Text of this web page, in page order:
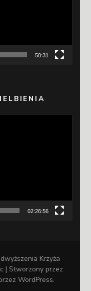
50:31
02:26:56
Krzyża
| Stworzony przez
WordPress.